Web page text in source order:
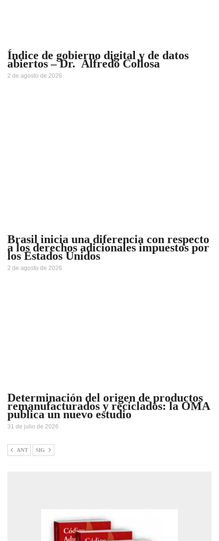
Índice de gobierno digital y de datos
abiertos – Dr. Alfredo Collosa
2 de agosto de 2026
Brasil inicia una diferencia con respecto
a los derechos adicionales impuestos por
los Estados Unidos
2 de agosto de 2026
Determinación del origen de productos
remanufacturados y reciclados: la OMA
publica un nuevo estudio
31 de julio de 2026
ANT SIG